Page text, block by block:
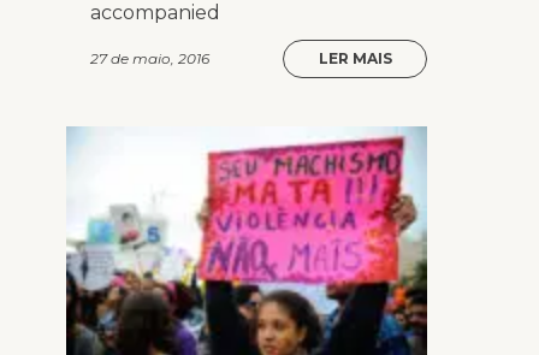
accompanied
27 de maio, 2016 LER MAIS